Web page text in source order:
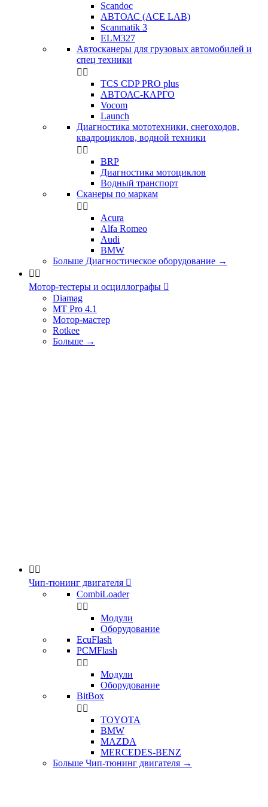
Scandoc
АВТОАС (ACE LAB)
Scanmatik 3
ELM327
Автосканеры для грузовых автомобилей и
спец техники
 
TCS CDP PRO plus
АВТОАС-КАРГО
Vocom
Launch
Диагностика мототехники, снегоходов,
квадроциклов, водной техники
 
BRP
Диагностика мотоциклов
Водный транспорт
Сканеры по маркам
 
Acura
Alfa Romeo
Audi
BMW
Больше Диагностическое оборудование →
 
Мотор-тестеры и осциллографы 
Diamag
MT Pro 4.1
Мотор-мастер
Rotkee
Больше →
 
Чип-тюнинг двигателя 
CombiLoader
 
Модули
Оборудование
EcuFlash
PCMFlash
 
Модули
Оборудование
BitBox
 
TOYOTA
BMW
MAZDA
MERCEDES-BENZ
Больше Чип-тюнинг двигателя →